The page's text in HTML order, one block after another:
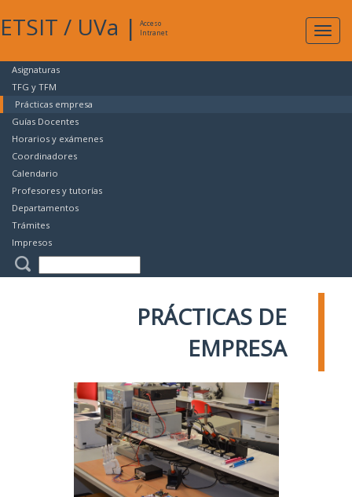
ETSIT / UVa |
Acceso
Intranet
Asignaturas
TFG y TFM
Prácticas empresa
Guías Docentes
Horarios y exámenes
Coordinadores
Calendario
Profesores y tutorías
Departamentos
Trámites
Impresos
PRÁCTICAS DE
EMPRESA